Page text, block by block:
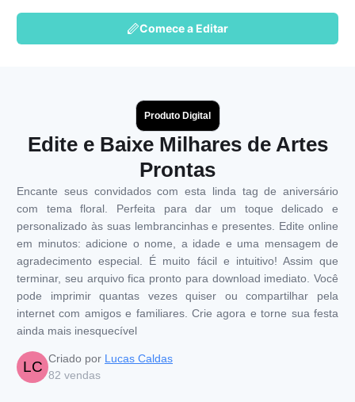
Comece a Editar
Produto Digital
Edite e Baixe Milhares de Artes
Prontas
Encante seus convidados com esta linda tag de aniversário
com tema floral. Perfeita para dar um toque delicado e
personalizado às suas lembrancinhas e presentes. Edite online
em minutos: adicione o nome, a idade e uma mensagem de
agradecimento especial. É muito fácil e intuitivo! Assim que
terminar, seu arquivo fica pronto para download imediato. Você
pode imprimir quantas vezes quiser ou compartilhar pela
internet com amigos e familiares. Crie agora e torne sua festa
ainda mais inesquecível
LC Criado por Lucas Caldas
82 vendas